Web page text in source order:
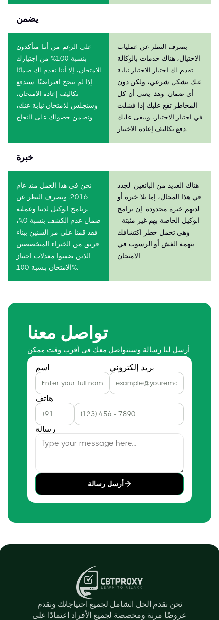
يضمن
على الرغم من أننا متأكدون
بنسبة 100% من اجتيازك
للامتحان، إلا أننا نقدم لك ضمانًا
إذا لم تنجح افتراضيًا: سندفع
تكاليف إعادة الامتحان،
وسنجلس للامتحان نيابة عنك،
بصرف النظر عن عمليات
الاحتيال، هناك خدمات بالوكالة
تقدم لك اجتياز الاختبار نيابة
عنك بشكل شرعي، ولكن دون
أي ضمان. وهذا يعني أن كل
المخاطر تقع عليك إذا فشلت
في اجتياز الاختبار، ويبقى عليك
خبرة
نحن في هذا العمل منذ عام
2016. وبصرف النظر عن
برنامج الوكيل لدينا وعملية
ضمان عدم الكشف بنسبة 0%،
فقد قمنا على مر السنين ببناء
فريق من الخبراء المتخصصين
الذين ضمنوا معدلات اجتياز
الامتحان بنسبة 100%.
هناك العديد من البائعين الجدد
في هذا المجال، إما بلا خبرة أو
لديهم خبرة محدودة. إن برامج
الوكيل الخاصة بهم غير مثبتة -
وهي تحمل خطر اكتشافك
بتهمة الغش أو الرسوب في
تواصل معنا
أرسل لنا رسالة وسنتواصل معك في أقرب وقت ممكن
اسم بريد إلكتروني
هاتف
رسالة
أرسل رسالة
نحن نقدم الحل الشامل لجميع احتياجاتك ونقدم
عروضًا مرنة ومخصصة لجميع الأفراد اعتمادًا على